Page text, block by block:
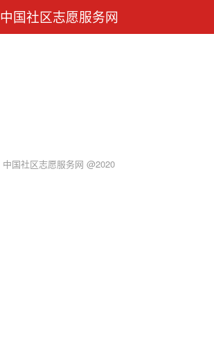
中国社区志愿服务网
中国社区志愿服务网 @2020